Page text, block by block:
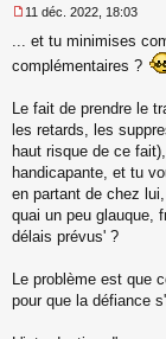
e
s
g
e
n
o
l
u
11 déc. 2022, 18:03
... et tu minimises
complémentaires ?
Le fait de prendre le
les retards, les
haut risque de ce
handicapante, et tu
en partant de chez
quai un peu glauque,
délais prévus' ?
Le problème est que
pour que la défiance